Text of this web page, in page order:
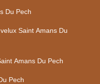
Du Pech
Saint Amans Du
Amans Du Pech
Pech